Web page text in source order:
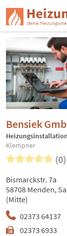
Bensiek
Heizungsinstallation
Klempner
(0)
02373 64137
02373 6933
Bismarckstr. 7a
58708 Menden,
(Mitte)